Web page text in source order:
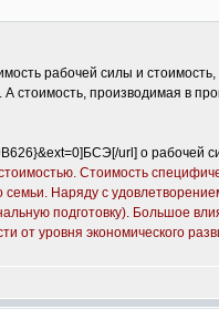
рабочей силы и
производимая в
url] о рабочей
Стоимость
Наряду с
подготовку). Большое
от уровня экономического